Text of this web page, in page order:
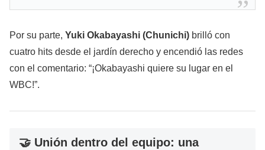
Por su parte, Yuki Okabayashi (Chunichi) brilló con
cuatro hits desde el jardín derecho y encendió las redes
con el comentario: “¡Okabayashi quiere su lugar en el
WBC!”.
🤝 Unión dentro del equipo: una